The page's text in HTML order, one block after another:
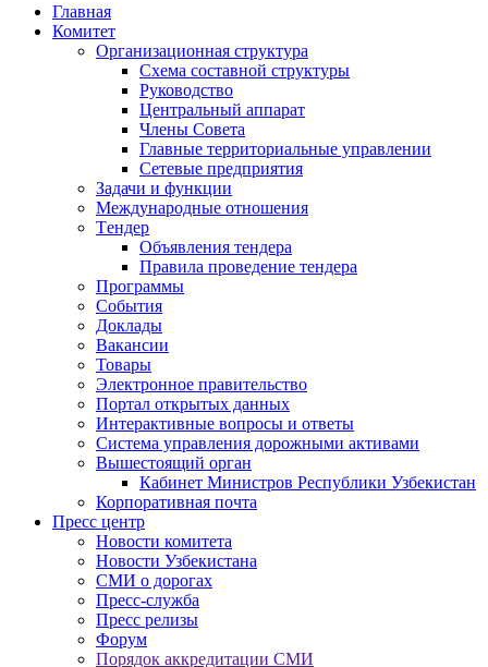
Главная
Комитет
Организационная структура
Схема составной структуры
Руководство
Центральный аппарат
Члены Совета
Главные территориальные управлении
Сетевые предприятия
Задачи и функции
Международные отношения
Tендер
Объявления тендера
Правила проведение тендера
Программы
Cобытия
Доклады
Вакансии
Товары
Электронное правительство
Портал открытых данных
Интерактивные вопросы и ответы
Система управления дорожными активами
Вышестоящий орган
Кабинет Министров Республики Узбекистан
Корпоративная почта
Пресс центр
Новости комитета
Новости Узбекистана
СМИ о дорогах
Пресс-служба
Пресс релизы
Форум
Порядок аккредитации СМИ